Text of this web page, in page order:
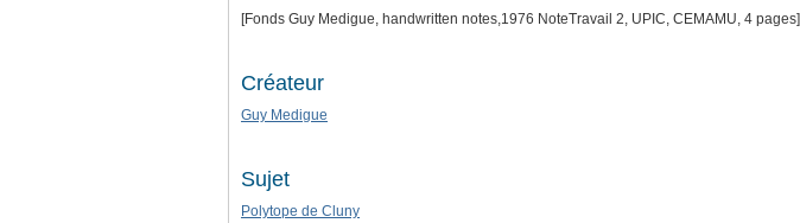
[Fonds Guy Medigue, handwritten notes,1976 NoteTravail 2, UPIC, CEMAMU, 4 pages]
Créateur
Guy Medigue
Sujet
Polytope de Cluny